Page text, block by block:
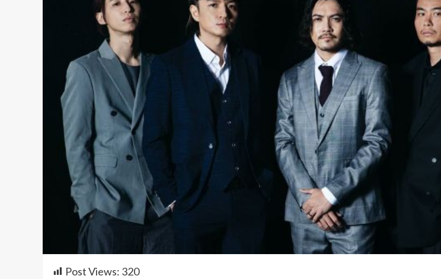
Post Views: 320